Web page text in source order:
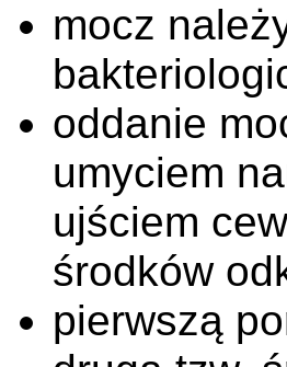
mocz
oddanie
umyciem
ujściem
środków
pierwszą